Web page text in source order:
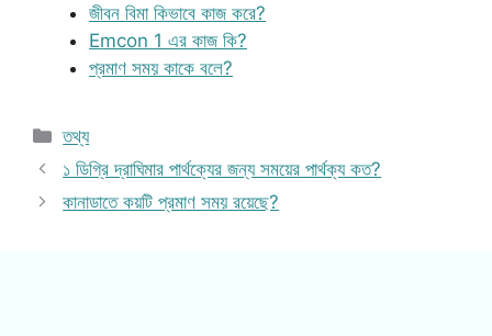
জীবন বিমা কিভাবে কাজ করে?
Emcon 1 এর কাজ কি?
প্রমাণ সময় কাকে বলে?
Categories
তথ্য
১ ডিগ্রি দ্রাঘিমার পার্থক্যের জন্য সময়ের পার্থক্য কত?
কানাডাতে কয়টি প্রমাণ সময় রয়েছে?